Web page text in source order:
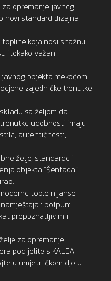
opremanje javnog
novi standard dizajna i
koja nosi snažnu
itekako važani i
objekta mekoćom
zajedničke trenutke
sa željom da
udobnosti imaju
autentičnosti,
želje, standarde i
objekta “Šentada”
tople nijanse
i potpuni
prepoznatljivim i
za opremanje
podijelite s KALEA
u umjetničkom djelu